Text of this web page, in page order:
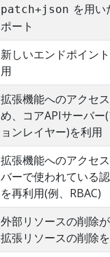
patch+json を用い
ポート
新しいエンドポイン
用
拡張機能へのアクセ
め、コアAPIサーバー
ョンレイヤー)を利用
拡張機能へのアクセ
バーで使われている
を再利用(例、RBAC)
外部リソースの削除が
拡張リソースの削除